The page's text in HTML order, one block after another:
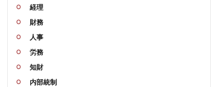
経理
財務
人事
労務
知財
内部統制